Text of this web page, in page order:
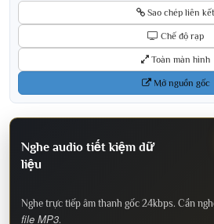
Sao chép liên kết
Chế độ rạp
Toàn màn hình
Mở nguồn gốc
Nghe audio tiết kiệm dữ
liệu
Nghe trực tiếp âm thanh gốc 24kbps. Cần
file MP3.